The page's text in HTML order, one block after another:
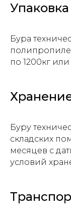
Упаковка
Бура
по 1200кг
Буру
складских
месяцев с
условий